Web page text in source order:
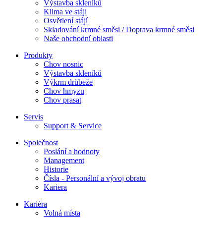
Výstavba skleníků
Klima ve stáji
Osvětlení stájí
Skladování krmné směsi / Doprava krmné směsi
Naše obchodní oblasti
Produkty
Chov nosnic
Výstavba skleníků
Výkrm drůbeže
Chov hmyzu
Chov prasat
Servis
Support & Service
Společnost
Poslání a hodnoty
Management
Historie
Čísla - Personální a vývoj obratu
Kariera
Kariéra
Volná místa